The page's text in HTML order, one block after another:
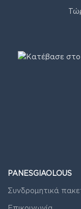
PANESGIAOLOUS
Συνδρομητικά